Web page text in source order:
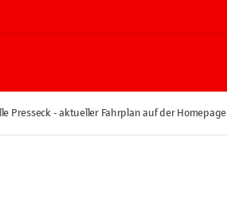
Presseck - aktueller Fahrplan auf der Homepage